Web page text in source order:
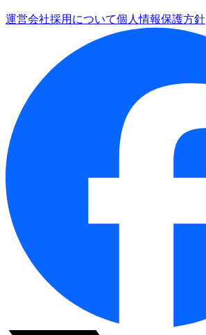
運営会社採用について個人情報保護方針